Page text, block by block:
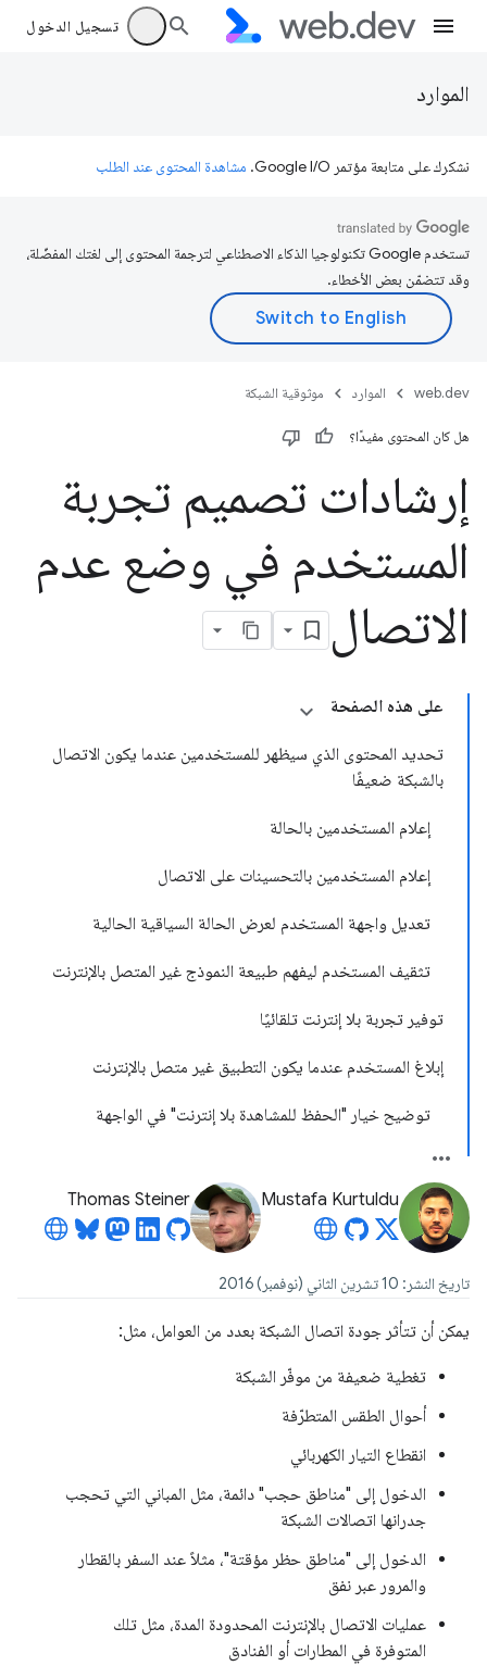
تسجيل الدخول
الموارد
نشكرك على متابعة مؤتمر Google I/O. مشاهدة المحتوى عند الطلب
تستخدم Google تكنولوجيا الذكاء الاصطناعي لترجمة المحتوى إلى لغتك المفضّلة،
وقد تتضمّن بعض الأخطاء.
web.dev الموارد موثوقية الشبكة
هل كان المحتوى مفيدًا؟
إرشادات تصميم تجربة
المستخدم في وضع عدم
الاتصال
على هذه الصفحة
تحديد المحتوى الذي سيظهر للمستخدمين عندما يكون الاتصال
بالشبكة ضعيفًا
إعلام المستخدمين بالحالة
إعلام المستخدمين بالتحسينات على الاتصال
تعديل واجهة المستخدم لعرض الحالة السياقية الحالية
تثقيف المستخدم ليفهم طبيعة النموذج غير المتصل بالإنترنت
توفير تجربة بلا إنترنت تلقائيًا
إبلاغ المستخدم عندما يكون التطبيق غير متصل بالإنترنت
توضيح خيار "الحفظ للمشاهدة بلا إنترنت" في الواجهة
Mustafa Kurtuldu
Thomas Steiner
تاريخ النشر: 10 تشرين الثاني (نوفمبر) 2016
يمكن أن تتأثر جودة اتصال الشبكة بعدد من العوامل، مثل:
تغطية ضعيفة من موفّر الشبكة
أحوال الطقس المتطرّفة
انقطاع التيار الكهربائي
الدخول إلى "مناطق حجب" دائمة، مثل المباني التي تحجب
جدرانها اتصالات الشبكة
الدخول إلى "مناطق حظر مؤقتة"، مثلاً عند السفر بالقطار
والمرور عبر نفق
عمليات الاتصال بالإنترنت المحدودة المدة، مثل تلك
المتوفرة في المطارات أو الفنادق